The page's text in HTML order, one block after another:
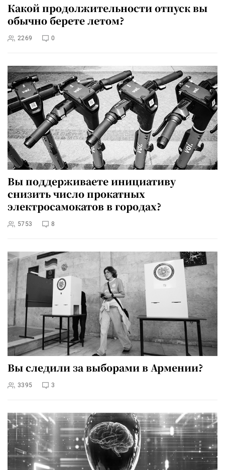
Какой продолжительности отпуск вы
обычно берете летом?
2269 0
Вы поддерживаете инициативу
снизить число прокатных
электросамокатов в городах?
5753 8
Вы следили за выборами в Армении?
3395 3